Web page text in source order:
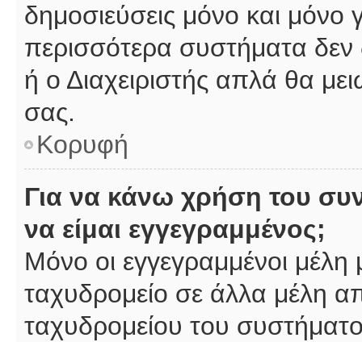
δημοσιεύσεις μόνο και
περισσότερα συστήματα δεν
ή ο Διαχειριστής απλά θα
σας.
Κορυφή
Για να κάνω χρήση του
να είμαι εγγεγραμμένος;
Μόνο οι εγγεγραμμένοι
ταχυδρομείο σε άλλα μέλη
ταχυδρομείου του